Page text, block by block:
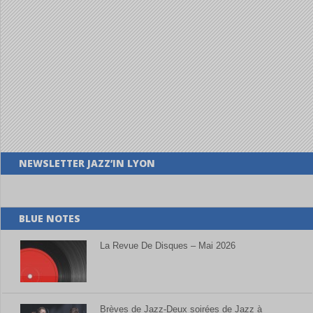
NEWSLETTER JAZZ’IN LYON
BLUE NOTES
La Revue De Disques – Mai 2026
Brèves de Jazz-Deux soirées de Jazz à